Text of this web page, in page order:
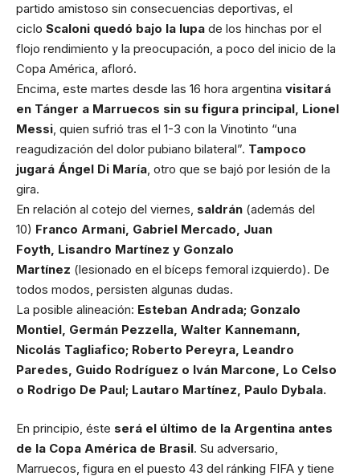
partido amistoso sin consecuencias deportivas, el
ciclo Scaloni quedó bajo la lupa de los hinchas por el
flojo rendimiento y la preocupación, a poco del inicio de la
Copa América, afloró.
Encima, este martes desde las 16 hora argentina visitará
en Tánger a Marruecos sin su figura principal, Lionel
Messi, quien sufrió tras el 1-3 con la Vinotinto “una
reagudización del dolor pubiano bilateral”. Tampoco
jugará Ángel Di María, otro que se bajó por lesión de la
gira.
En relación al cotejo del viernes, saldrán (además del
10) Franco Armani, Gabriel Mercado, Juan
Foyth, Lisandro Martínez y Gonzalo
Martínez (lesionado en el bíceps femoral izquierdo). De
todos modos, persisten algunas dudas.
La posible alineación: Esteban Andrada; Gonzalo
Montiel, Germán Pezzella, Walter Kannemann,
Nicolás Tagliafico; Roberto Pereyra, Leandro
Paredes, Guido Rodríguez o Iván Marcone, Lo Celso
o Rodrigo De Paul; Lautaro Martínez, Paulo Dybala.
En principio, éste será el último de la Argentina antes
de la Copa América de Brasil. Su adversario,
Marruecos, figura en el puesto 43 del ránking FIFA y tiene